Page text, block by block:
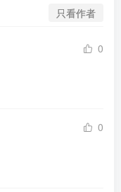
只看作者
0
0